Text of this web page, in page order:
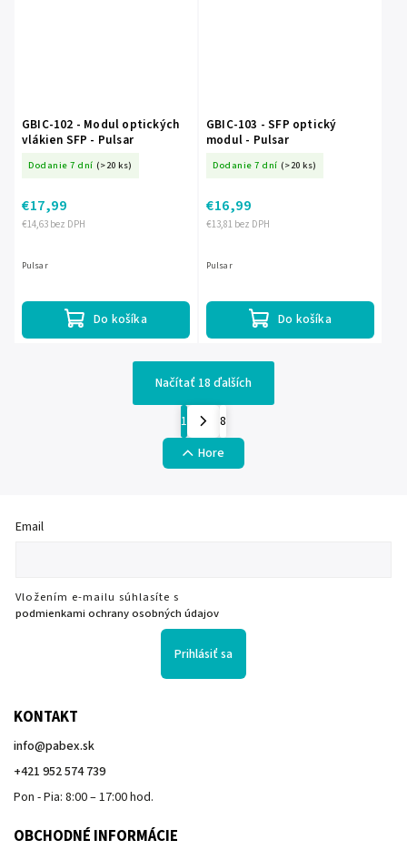
GBIC-102 - Modul optických
vlákien SFP - Pulsar
Dodanie 7 dní (>20 ks)
€14,63 bez DPH
€17,99
Do košíka
Pulsar
GBIC-103 - SFP optický
modul - Pulsar
Dodanie 7 dní (>20 ks)
€13,81 bez DPH
€16,99
Do košíka
Pulsar
Načítať 18 ďalších
1
8
Hore
Email
Vložením e-mailu súhlasíte s
podmienkami ochrany osobných údajov
Prihlásiť sa
KONTAKT
info@pabex.sk
+421 952 574 739
Pon - Pia: 8:00 – 17:00 hod.
OBCHODNÉ INFORMÁCIE